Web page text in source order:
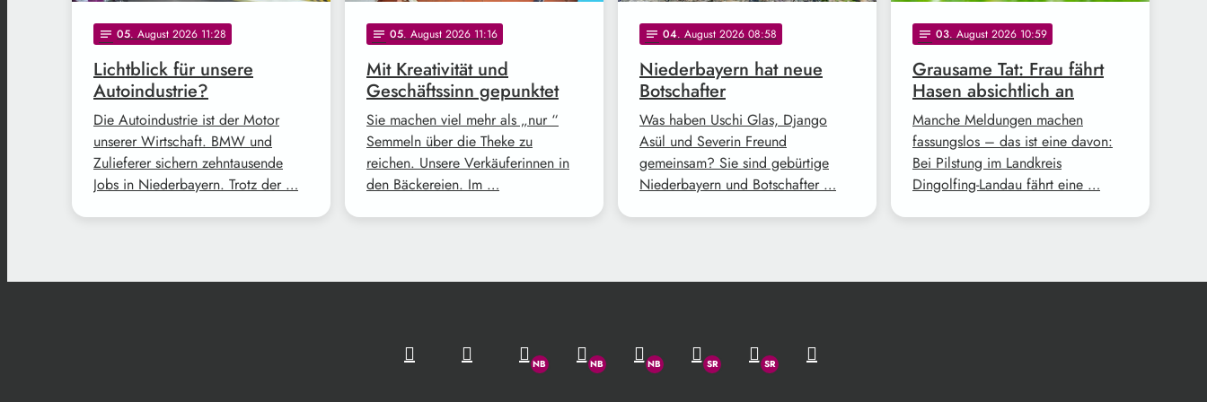
notes 05. August 2026 11:28
Lichtblick für unsere
Autoindustrie?
Die Autoindustrie ist der Motor
unserer Wirtschaft. BMW und
Zulieferer sichern zehntausende
Jobs in Niederbayern. Trotz der …
notes 05. August 2026 11:16
Mit Kreativität und
Geschäftssinn gepunktet
Sie machen viel mehr als „nur “
Semmeln über die Theke zu
reichen. Unsere Verkäuferinnen in
den Bäckereien. Im …
notes 04. August 2026 08:58
Niederbayern hat neue
Botschafter
Was haben Uschi Glas, Django
Asül und Severin Freund
gemeinsam? Sie sind gebürtige
Niederbayern und Botschafter …
notes 03. August 2026 10:59
Grausame Tat: Frau fährt
Hasen absichtlich an
Manche Meldungen machen
fassungslos – das ist eine davon:
Bei Pilstung im Landkreis
Dingolfing-Landau fährt eine …